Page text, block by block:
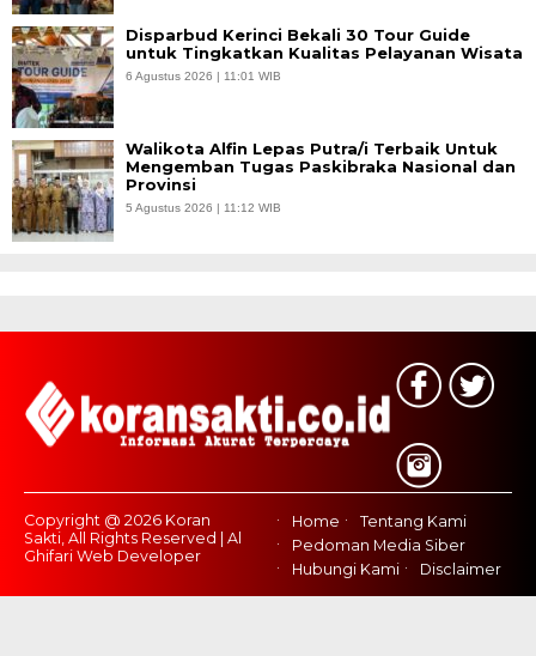
Disparbud Kerinci Bekali 30 Tour Guide
untuk Tingkatkan Kualitas Pelayanan Wisata
6 Agustus 2026 | 11:01 WIB
Walikota Alfin Lepas Putra/i Terbaik Untuk
Mengemban Tugas Paskibraka Nasional dan
Provinsi
5 Agustus 2026 | 11:12 WIB
Copyright @ 2026 Koran
Sakti, All Rights Reserved | Al
Ghifari Web Developer
Home
Tentang Kami
Pedoman Media Siber
Hubungi Kami
Disclaimer